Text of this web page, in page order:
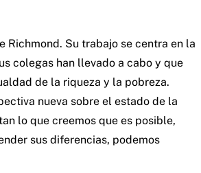
Richmond. Su trabajo se centra en la
colegas han llevado a cabo y que
de la riqueza y la pobreza.
nueva sobre el estado de la
lo que creemos que es posible,
sus diferencias, podemos